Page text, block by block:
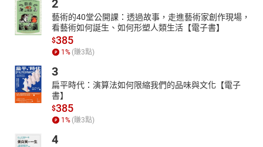
2
藝術的40堂公開課：透過故事，走進藝術家創作現場，
看藝術如何誕生、如何形塑人類生活【電子書】
$385
1 % (賺3點)
3
扁平時代：演算法如何限縮我們的品味與文化【電子
書】
$385
1 % (賺3點)
4